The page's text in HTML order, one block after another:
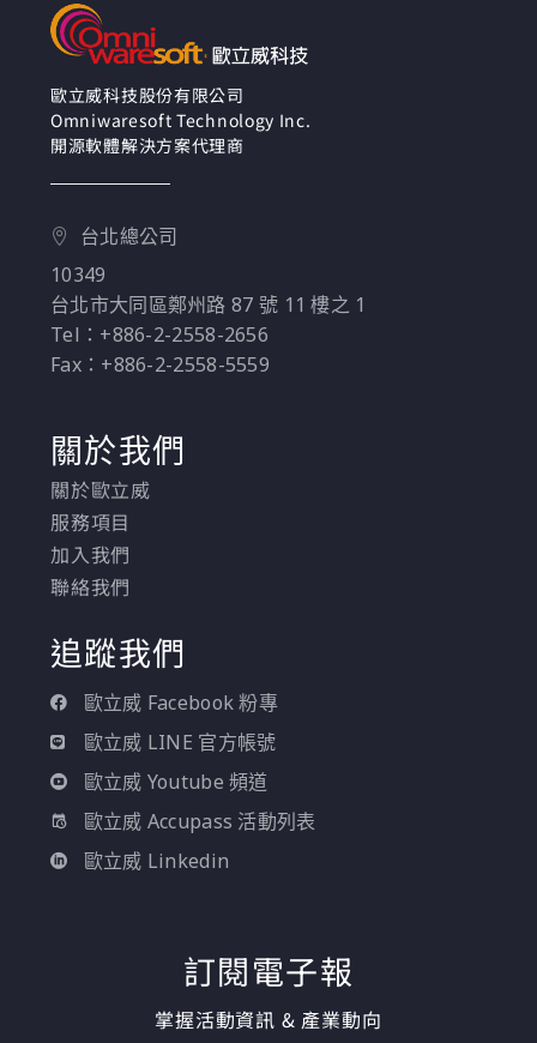
化管理流程來節省時
間，並對不斷變化的業
務需求做出快速反應。
歐立威科技股份有限公司
Omniwaresoft Technology Inc.
開源軟體解決方案代理商
台北總公司
10349
台北市大同區鄭州路 87 號 11 樓之 1
Tel：+886-2-2558-2656
Fax：+886-2-2558-5559
關於我們
關於歐立威
服務項目
加入我們
聯絡我們
追蹤我們
歐立威 Facebook 粉專
歐立威 LINE 官方帳號
歐立威 Youtube 頻道
歐立威 Accupass 活動列表
歐立威 Linkedin
訂閱電子報
掌握活動資訊 & 產業動向